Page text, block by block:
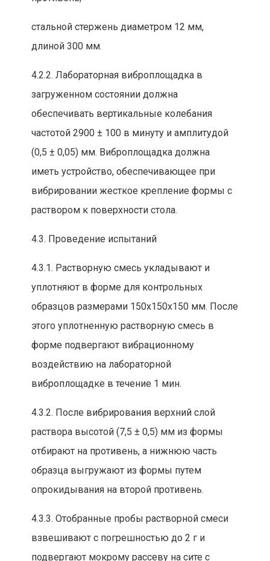
стальной стержень диаметром 12 мм,
длиной 300 мм.
4.2.2. Лабораторная виброплощадка в
загруженном состоянии должна
обеспечивать вертикальные колебания
частотой 2900 ± 100 в минуту и амплитудой
(0,5 ± 0,05) мм. Виброплощадка должна
иметь устройство, обеспечивающее при
вибрировании жесткое крепление формы с
раствором к поверхности стола.
4.3. Проведение испытаний
4.3.1. Растворную смесь укладывают и
уплотняют в форме для контрольных
образцов размерами 150х150х150 мм. После
этого уплотненную растворную смесь в
форме подвергают вибрационному
воздействию на лабораторной
виброплощадке в течение 1 мин.
4.3.2. После вибрирования верхний слой
раствора высотой (7,5 ± 0,5) мм из формы
отбирают на противень, а нижнюю часть
образца выгружают из формы путем
опрокидывания на второй противень.
4.3.3. Отобранные пробы растворной смеси
взвешивают с погрешностью до 2 г и
подвергают мокрому рассеву на сите с